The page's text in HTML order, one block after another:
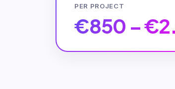
PER PROJECT
€850 –